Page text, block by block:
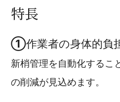
特長
①作業者の身体的負
新梢管理を自動化するこ
の削減が見込めます。